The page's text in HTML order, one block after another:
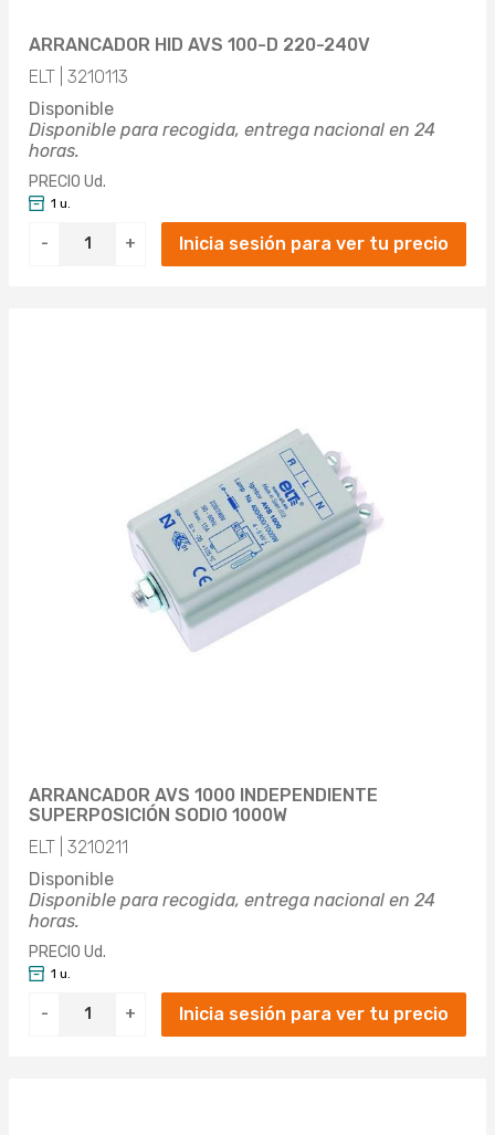
ARRANCADOR HID AVS 100-D 220-240V
ELT | 3210113
Disponible
Disponible para recogida, entrega nacional en 24
horas.
PRECIO Ud.
- +
1 u.
Inicia sesión para ver tu precio
ARRANCADOR AVS 1000 INDEPENDIENTE
SUPERPOSICIÓN SODIO 1000W
ELT | 3210211
Disponible
Disponible para recogida, entrega nacional en 24
horas.
PRECIO Ud.
- +
1 u.
Inicia sesión para ver tu precio